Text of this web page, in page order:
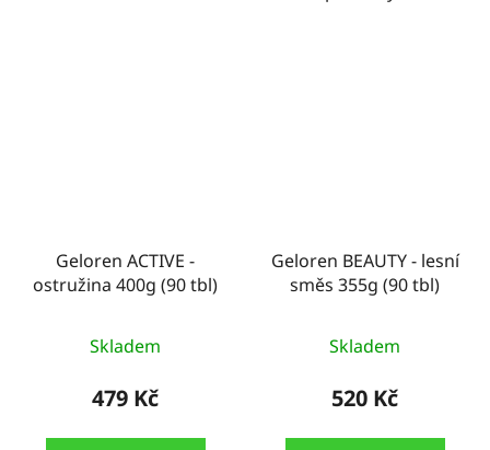
Geloren ACTIVE -
ostružina 400g (90 tbl)
Skladem
479 Kč
Geloren BEAUTY - lesní
směs 355g (90 tbl)
Skladem
520 Kč